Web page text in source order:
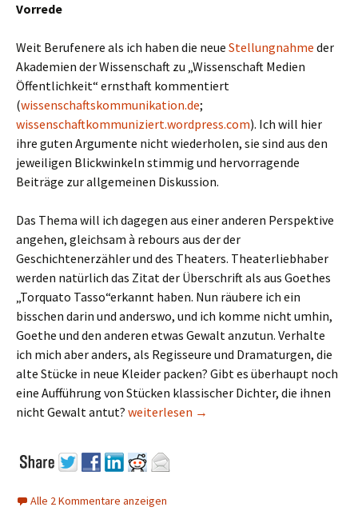
Vorrede
Weit Berufenere als ich haben die neue Stellungnahme der
Akademien der Wissenschaft zu „Wissenschaft Medien
Öffentlichkeit“ ernsthaft kommentiert
(wissenschaftskommunikation.de;
wissenschaftkommuniziert.wordpress.com). Ich will hier
ihre guten Argumente nicht wiederholen, sie sind aus den
jeweiligen Blickwinkeln stimmig und hervorragende
Beiträge zur allgemeinen Diskussion.
Das Thema will ich dagegen aus einer anderen Perspektive
angehen, gleichsam à rebours aus der der
Geschichtenerzähler und des Theaters. Theaterliebhaber
werden natürlich das Zitat der Überschrift als aus Goethes
„Torquato Tasso“erkannt haben. Nun räubere ich ein
bisschen darin und anderswo, und ich komme nicht umhin,
Goethe und den anderen etwas Gewalt anzutun. Verhalte
ich mich aber anders, als Regisseure und Dramaturgen, die
alte Stücke in neue Kleider packen? Gibt es überhaupt noch
eine Aufführung von Stücken klassischer Dichter, die ihnen
nicht Gewalt antut? „Man fühlt Absicht, und man ist
weiterlesen →
Alle 2 Kommentare anzeigen